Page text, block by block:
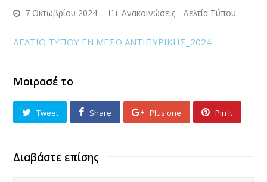
7 Οκτωβρίου 2024 Ανακοινώσεις - Δελτία Τύπου
ΔΕΛΤΙΟ ΤΥΠΟΥ ΕΝ ΜΕΣΩ ΑΝΤΙΠΥΡΙΚΗΣ_2024
Μοιρασέ το
Tweet Share Plus one Pin It
Διαβάστε επίσης